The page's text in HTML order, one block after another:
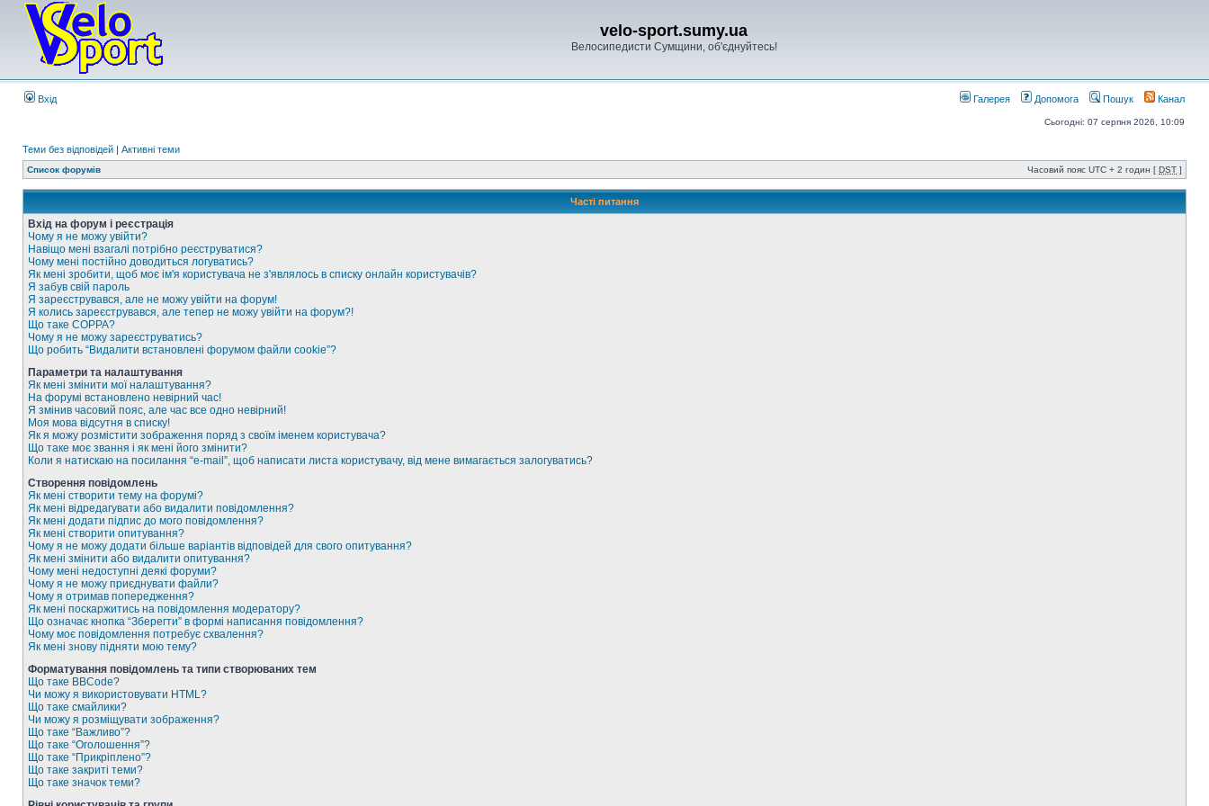
velo-sport.sumy.ua
Велосипедисти Сумщини, об'єднуйтесь!
Вхід Галерея Допомога Пошук Канал
Сьогодні: 07 серпня 2026, 10:09
Теми без відповідей | Активні теми
Список форумів Часовий пояс UTC + 2 годин [ DST ]
Часті питання
Вхід на форум і реєстрація
Чому я не можу увійти?
Навіщо мені взагалі потрібно реєструватися?
Чому мені постійно доводиться логуватись?
Як мені зробити, щоб моє ім'я користувача не з'являлось в списку онлайн користувачів?
Я забув свій пароль
Я зареєструвався, але не можу увійти на форум!
Я колись зареєструвався, але тепер не можу увійти на форум?!
Що таке COPPA?
Чому я не можу зареєструватись?
Що робить “Видалити встановлені форумом файли cookie”?
Параметри та налаштування
Як мені змінити мої налаштування?
На форумі встановлено невірний час!
Я змінив часовий пояс, але час все одно невірний!
Моя мова відсутня в списку!
Як я можу розмістити зображення поряд з своїм іменем користувача?
Що таке моє звання і як мені його змінити?
Коли я натискаю на посилання “e-mail”, щоб написати листа користувачу, від мене вимагається залогуватись?
Створення повідомлень
Як мені створити тему на форумі?
Як мені відредагувати або видалити повідомлення?
Як мені додати підпис до мого повідомлення?
Як мені створити опитування?
Чому я не можу додати більше варіантів відповідей для свого опитування?
Як мені змінити або видалити опитування?
Чому мені недоступні деякі форуми?
Чому я не можу приєднувати файли?
Чому я отримав попередження?
Як мені поскаржитись на повідомлення модератору?
Що означає кнопка “Зберегти” в формі написання повідомлення?
Чому моє повідомлення потребує схвалення?
Як мені знову підняти мою тему?
Форматування повідомлень та типи створюваних тем
Що таке BBCode?
Чи можу я використовувати HTML?
Що таке смайлики?
Чи можу я розміщувати зображення?
Що таке “Важливо”?
Що таке “Оголошення”?
Що таке “Прикріплено”?
Що таке закриті теми?
Що таке значок теми?